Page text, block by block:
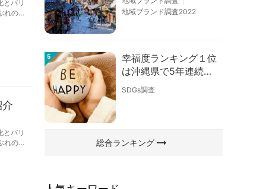
バリ
れの講
バリ
れの講
地域ブランド調査2022
5
幸福度ランキング１位
は沖縄県で5年連続！
佐賀、愛知が順位上昇
【幸福度調査2026】
SDGs調査
総合ランキングarrow_right_alt